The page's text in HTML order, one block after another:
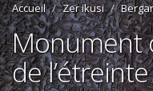
Accueil Zer ikusi
Monument
de